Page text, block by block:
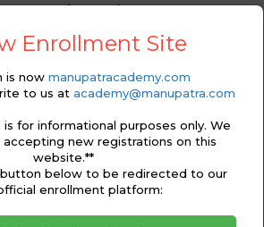
ವಿಶೇಷ ರವಾನೆ ಅರ್ಜಿಗಳು ಮತ್ತು
ಸಿವಿಲ್ ಪ್ರೊಸೀಜರ್ ಕೋಡ್ನ ನಿಯಮಗಳಡಿಯಲ್ಲಿ
ಪರೀಕ್ಷೆ / ಮೌಲ್ಯಮಾಪನ
Enrollment Site
is now manupatracademy.com
to us at academy@manupatra.com
for informational purposes only. We
accepting new registrations on this
website.**
below to be redirected to our
enrollment platform: